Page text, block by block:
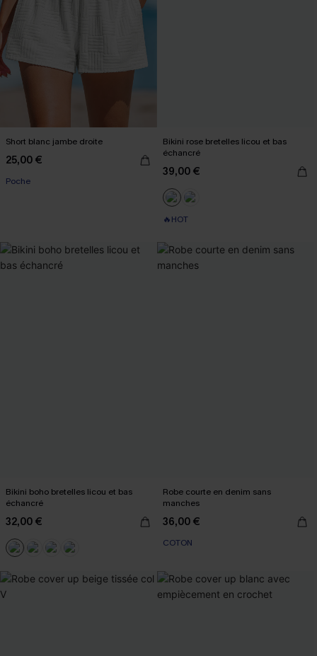
Short blanc jambe droite
25,00 €
Poche
Bikini rose bretelles licou et bas
échancré
39,00 €
🔥HOT
Bikini boho bretelles licou et bas
échancré
32,00 €
Robe courte en denim sans
manches
36,00 €
COTON